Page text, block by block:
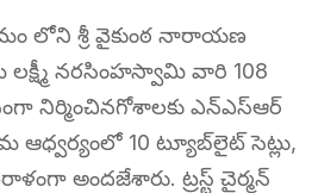
లోని శ్రీ వైకుంఠ నారాయణ
లక్ష్మీ నరసింహస్వామి వారి 108
నిర్మించినగోశాలకు ఎన్ఎస్ఆర్
ఆధ్వర్యంలో 10 ట్యూబ్‌లైట్ సెట్లు,
అందజేశారు. ట్రస్ట్ చైర్మన్